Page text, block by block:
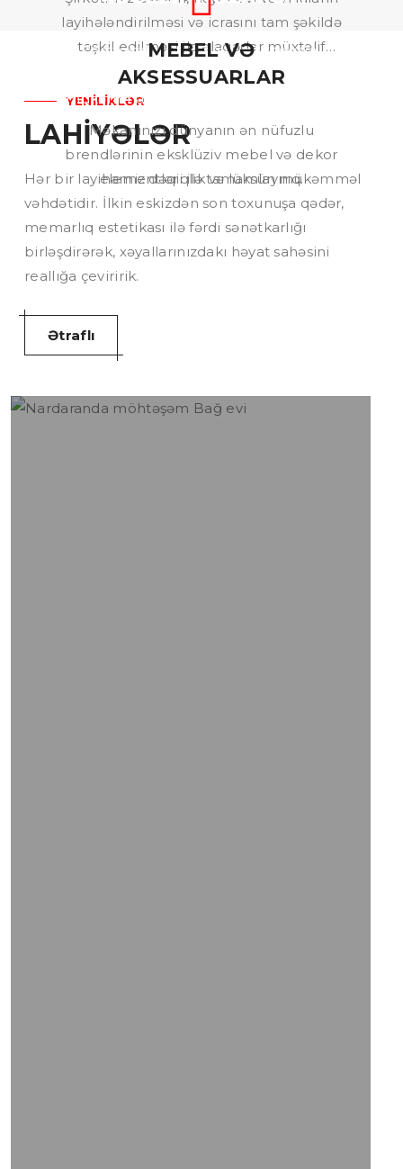
villalarınızda estetik rahatlıqla
komfortun balansını qurur.
layihələndirilməsi və icrasını tam şəkildə
təşkil edilməsi ilə əlaqədar müxtəlif
çeşidli xidmətlər kompleksi təklif edir.
"Aztürkalman" olaraq, interyer və
eksteryer dizaynın kağız üzərindəki
mükəmməlliyini real məkana daşımaq
üçün peşəkar Müəllif Nəzarəti
xidmətini təqdim edirik.
MEBEL VƏ
AKSESSUARLAR
Məkanınızı dünyanın ən nüfuzlu
brendlərinin eksklüziv mebel və dekor
elementləri ilə tamamlayırıq.
YENİLİKLƏR
LAHİYƏLƏR
Hər bir layihəmiz dəqiqlik və lüksün mükəmməl
vəhdətidir. İlkin eskizdən son toxunuşa qədər,
memarlıq estetikası ilə fərdi sənətkarlığı
birləşdirərək, xəyallarınızdakı həyat sahəsini
reallığa çeviririk.
Ətraflı